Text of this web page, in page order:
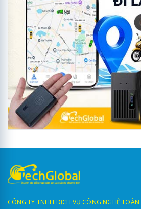
CÔNG TY TNHH DỊCH VỤ CÔNG NGHỆ